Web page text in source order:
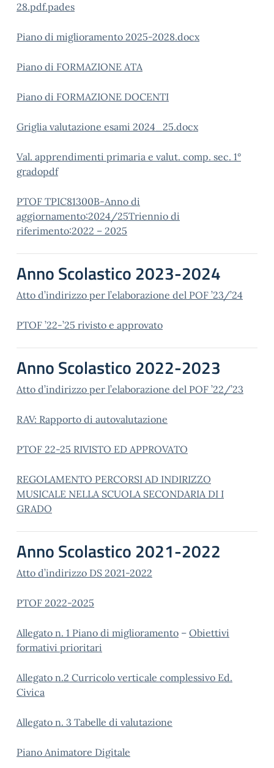
28.pdf.pades
Piano di miglioramento 2025-2028.docx
Piano di FORMAZIONE ATA
Piano di FORMAZIONE DOCENTI
Griglia valutazione esami 2024_25.docx
Val. apprendimenti primaria e valut. comp. sec. 1°
gradopdf
PTOF TPIC81300B-Anno di
aggiornamento:2024/25Triennio di
riferimento:2022 – 2025
Anno Scolastico 2023-2024
Atto d’indirizzo per l’elaborazione del POF ’23/’24
PTOF ’22-’25 rivisto e approvato
Anno Scolastico 2022-2023
Atto d’indirizzo per l’elaborazione del POF ’22/’23
RAV: Rapporto di autovalutazione
PTOF 22-25 RIVISTO ED APPROVATO
REGOLAMENTO PERCORSI AD INDIRIZZO
MUSICALE NELLA SCUOLA SECONDARIA DI I
GRADO
Anno Scolastico 2021-2022
Atto d’indirizzo DS 2021-2022
PTOF 2022-2025
Allegato n. 1 Piano di miglioramento – Obiettivi
formativi prioritari
Allegato n.2 Curricolo verticale complessivo Ed.
Civica
Allegato n. 3 Tabelle di valutazione
Piano Animatore Digitale